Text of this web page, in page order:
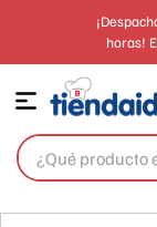
horas!
¿Qué producto